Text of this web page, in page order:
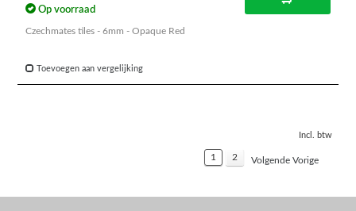
Op voorraad
Czechmates tiles - 6mm - Opaque Red
Toevoegen aan vergelijking
Incl. btw
1 2 Volgende Vorige